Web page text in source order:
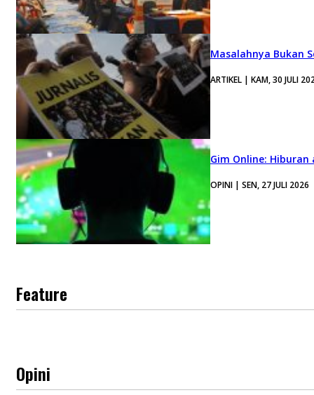
Masalahnya Bukan
ARTIKEL | KAM, 30 JULI
Gim Online:
OPINI | SEN, 27 JULI 2026
Feature
Opini